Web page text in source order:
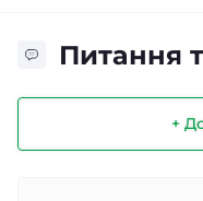
Питання
+